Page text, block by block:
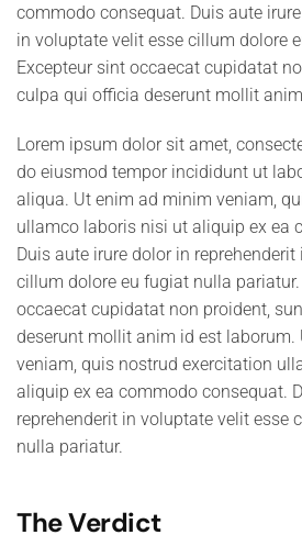
commodo consequat. Duis aute
in voluptate velit esse cillum dolore
Excepteur sint occaecat cupidatat
culpa qui officia deserunt mollit
Lorem ipsum dolor sit amet,
do eiusmod tempor incididunt ut
aliqua. Ut enim ad minim veniam,
ullamco laboris nisi ut aliquip ex ea
Duis aute irure dolor in
cillum dolore eu fugiat nulla
occaecat cupidatat non proident,
deserunt mollit anim id est laborum.
veniam, quis nostrud exercitation
aliquip ex ea commodo consequat.
reprehenderit in voluptate velit esse
nulla pariatur.
The Verdict